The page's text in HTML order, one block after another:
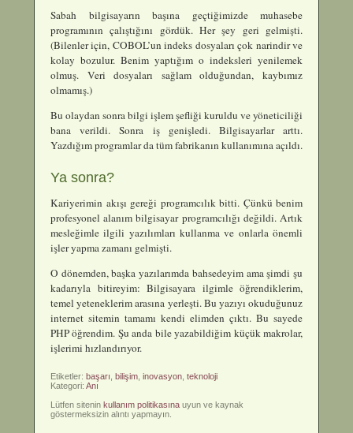
Sabah bilgisayarın başına geçtiğimizde muhasebe
programının çalıştığını gördük. Her şey geri gelmişti.
(Bilenler için, COBOL’un indeks dosyaları çok narindir ve
kolay bozulur. Benim yaptığım o indeksleri yenilemek
olmuş. Veri dosyaları sağlam olduğundan, kaybımız
olmamış.)
Bu olaydan sonra bilgi işlem şefliği kuruldu ve yöneticiliği
bana verildi. Sonra iş genişledi. Bilgisayarlar arttı.
Yazdığım programlar da tüm fabrikanın kullanımına açıldı.
Ya sonra?
Kariyerimin akışı gereği programcılık bitti. Çünkü benim
profesyonel alanım bilgisayar programcılığı değildi. Artık
mesleğimle ilgili yazılımları kullanma ve onlarla önemli
işler yapma zamanı gelmişti.
O dönemden, başka yazılarımda bahsedeyim ama şimdi şu
kadarıyla bitireyim: Bilgisayara ilgimle öğrendiklerim,
temel yeteneklerim arasına yerleşti. Bu yazıyı okuduğunuz
internet sitemin tamamı kendi elimden çıktı. Bu sayede
PHP öğrendim. Şu anda bile yazabildiğim küçük makrolar,
işlerimi hızlandırıyor.
Etiketler: başarı bilişim inovasyon teknoloji
Kategori: Anı
Lütfen sitenin kullanım politikasına uyun ve kaynak
göstermeksizin alıntı yapmayın.